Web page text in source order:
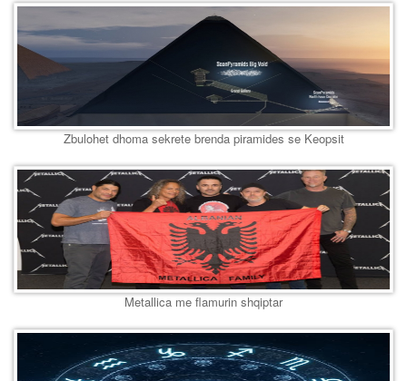
Zbulohet dhoma sekrete brenda piramides se Keopsit
Metallica me flamurin shqiptar